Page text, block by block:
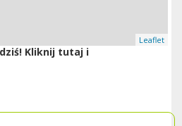
Leaflet
Kliknij tutaj i